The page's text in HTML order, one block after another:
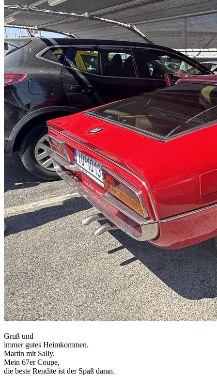
Gruß und
immer gutes Heimkommen.
Martin mit Sally.
Mein 67er Coupe,
die beste Rendite ist der Spaß daran.